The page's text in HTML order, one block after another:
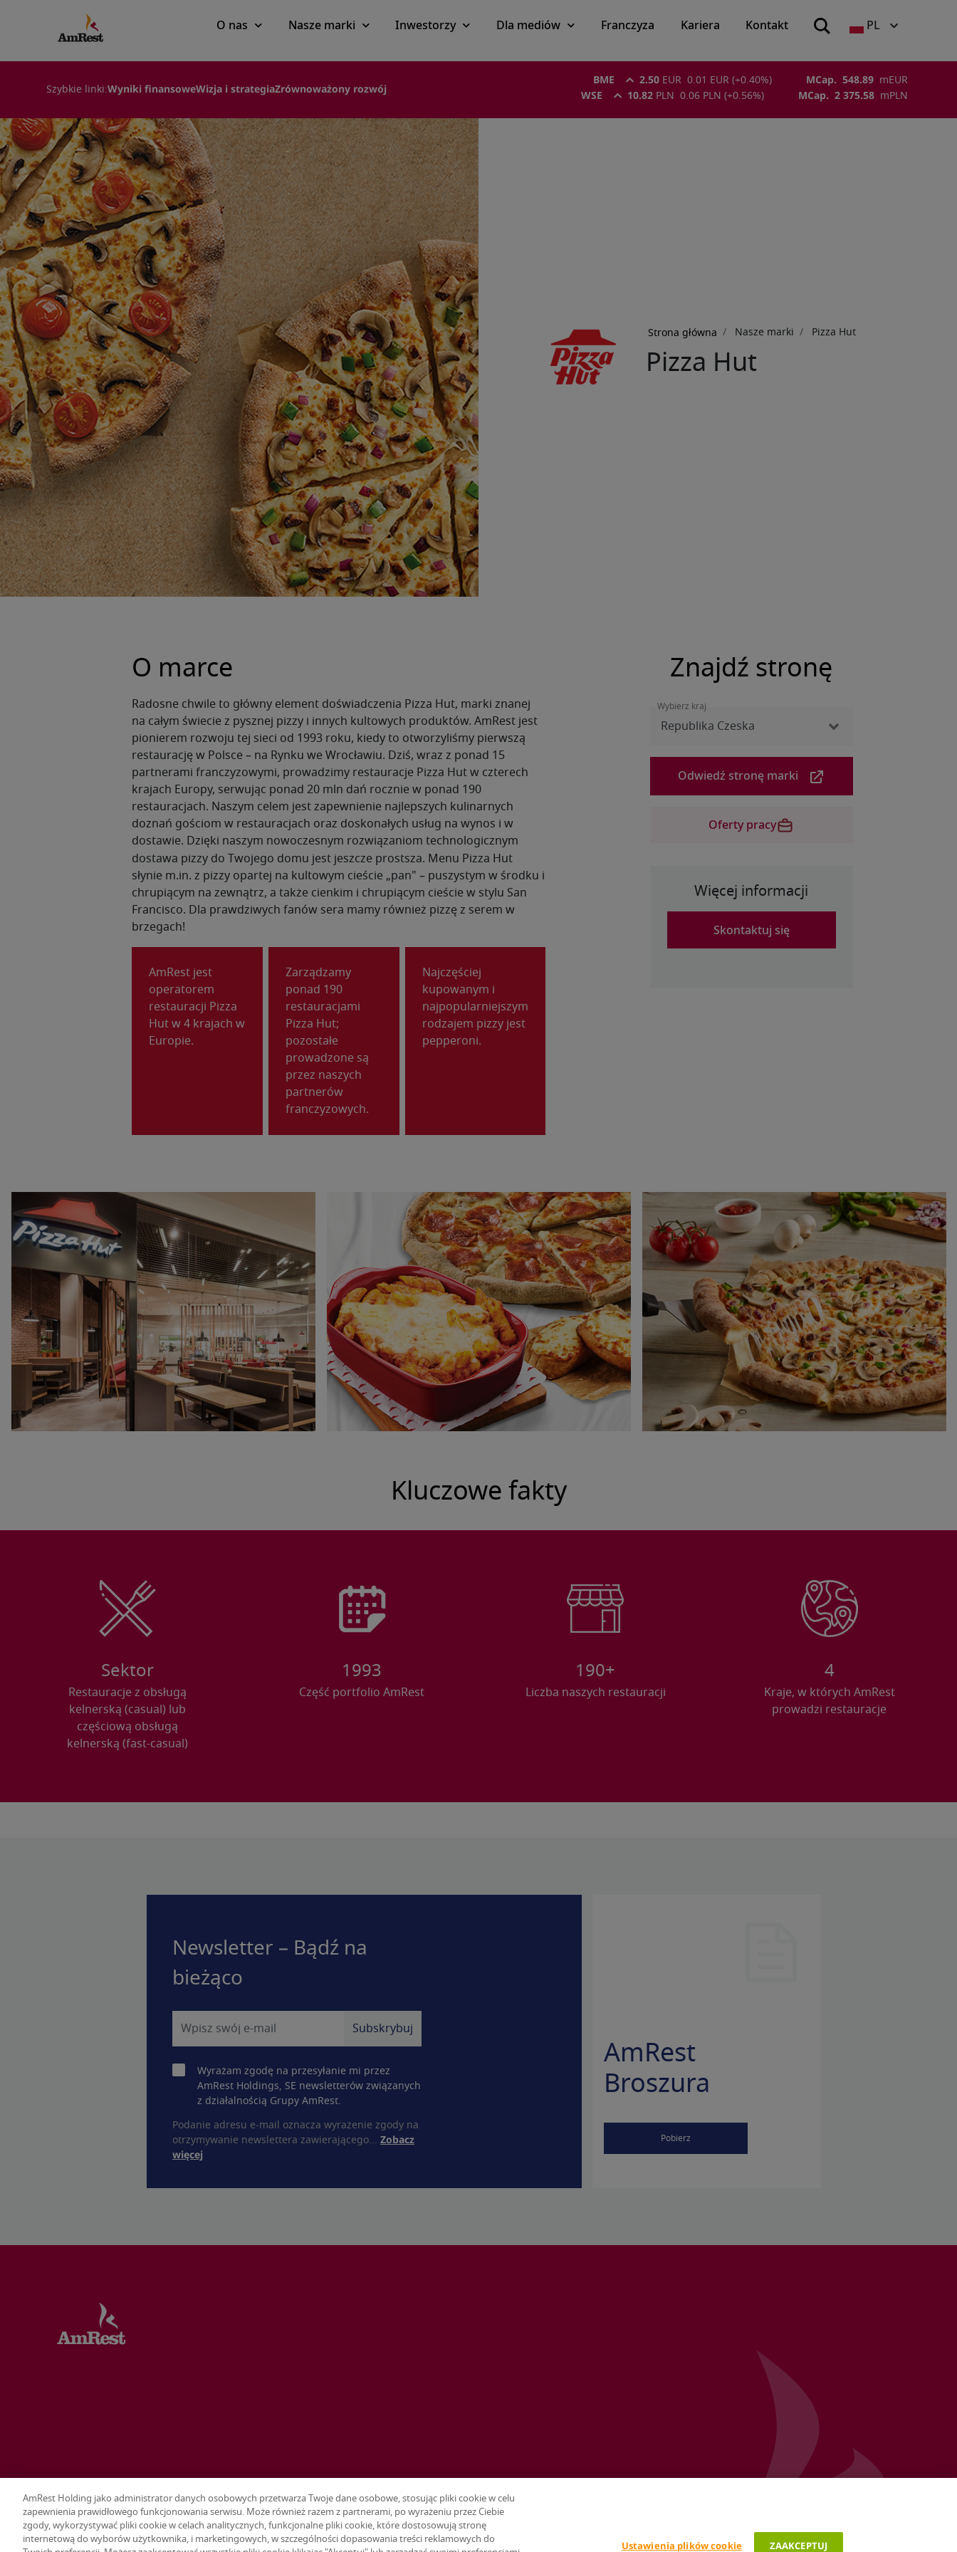
Main
O nas Nasze marki Inwestorzy Dla mediów Franczyza Kariera Kontakt PL
Szybkie linki:Wyniki finansoweWizja i strategiaZrównoważony rozwój
BME 2.50 EUR 0.01 EUR (+0.40%) MCap. 548.89 m EUR
WSE
10.82 PLN 0.06 PLN (+0.56%) MCap. 2 375.58 m PLN
Ścieżka
nawigacyjna
Strona główna Nasze marki Pizza Hut
Pizza Hut
O marce
Radosne chwile to główny element doświadczenia Pizza Hut, marki znanej
na całym świecie z pysznej pizzy i innych kultowych produktów. AmRest jest
pionierem rozwoju tej sieci od 1993 roku, kiedy to otworzyliśmy pierwszą
restaurację w Polsce – na Rynku we Wrocławiu. Dziś, wraz z ponad 15
partnerami franczyzowymi, prowadzimy restauracje Pizza Hut w czterech
krajach Europy, serwując ponad 20 mln dań rocznie w ponad 190
restauracjach. Naszym celem jest zapewnienie najlepszych kulinarnych
doznań gościom w restauracjach oraz doskonałych usług na wynos i w
dostawie. Dzięki naszym nowoczesnym rozwiązaniom technologicznym
dostawa pizzy do Twojego domu jest jeszcze prostsza. Menu Pizza Hut
słynie m.in. z pizzy opartej na kultowym cieście „pan" – puszystym w środku i
chrupiącym na zewnątrz, a także cienkim i chrupiącym cieście w stylu San
Francisco. Dla prawdziwych fanów sera mamy również pizzę z serem w
brzegach!
AmRest jest
operatorem
restauracji Pizza
Hut w 4 krajach w
Europie.
Zarządzamy
ponad 190
restauracjami
Pizza Hut;
pozostałe
prowadzone są
przez naszych
partnerów
franczyzowych.
Najczęściej
kupowanym i
najpopularniejszym
rodzajem pizzy jest
pepperoni.
Znajdź stronę
Wybierz kraj
Odwiedź stronę marki
Oferty pracy​
Więcej informacji
Skontaktuj się
Kluczowe fakty
Sektor
Restauracje z obsługą
kelnerską (casual) lub
częściową obsługą
kelnerską (fast-casual)
1993
Część portfolio AmRest
190+
Liczba naszych restauracji
4
Kraje, w których AmRest
prowadzi restauracje
Newsletter – Bądź na
bieżąco
Wyrażam zgodę na przesyłanie mi przez
AmRest Holdings, SE newsletterów związanych
z działalnością Grupy AmRest.
Podanie adresu e-mail oznacza wyrażenie zgody na
otrzymywanie newslettera zawierającego... Zobacz
więcej
AmRest
Broszura
Pobierz
Terms & conditions Privacy policy Ustawienia plików cookie
AmRest Holding jako administrator danych osobowych przetwarza Twoje dane osobowe, stosując pliki cookie w celu
zapewnienia prawidłowego funkcjonowania serwisu. Może również razem z partnerami, po wyrażeniu przez Ciebie
zgody, wykorzystywać pliki cookie w celach analitycznych, funkcjonalne pliki cookie, które dostosowują stronę
internetową do wyborów użytkownika, i marketingowych, w szczególności dopasowania treści reklamowych do
Ustawienia plików cookie ZAAKCEPTUJ